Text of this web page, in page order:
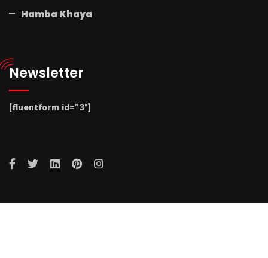
Hamba Khaya
Newsletter
[fluentform id=”3″]